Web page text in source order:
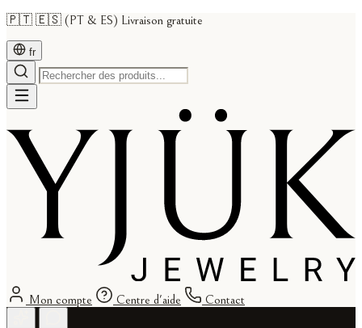
🇵🇹 🇪🇸 (PT & ES) Livraison gratuite
fr
Mon compte Centre d'aide Contact